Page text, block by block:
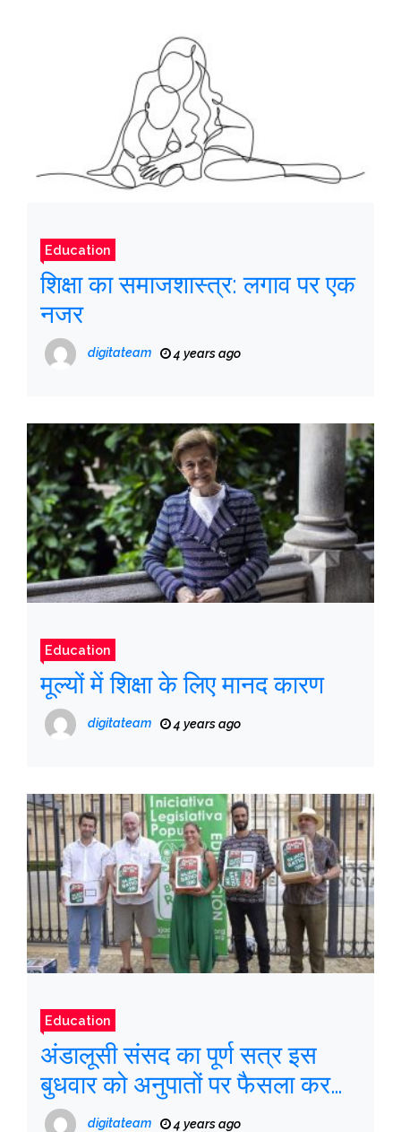
Education
शिक्षा का समाजशास्त्र: लगाव पर एक
नजर
digitateam 4 years ago
Education
मूल्यों में शिक्षा के लिए मानद कारण
digitateam 4 years ago
Education
अंडालूसी संसद का पूर्ण सत्र इस
बुधवार को अनुपातों पर फैसला करता
है
digitateam 4 years ago